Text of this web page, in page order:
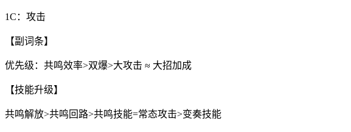
1C：攻击
【副词条】
优先级：共鸣效率>双爆>大攻击 ≈ 大招加成
【技能升级】
共鸣解放>共鸣回路>共鸣技能=常态攻击>变奏技能